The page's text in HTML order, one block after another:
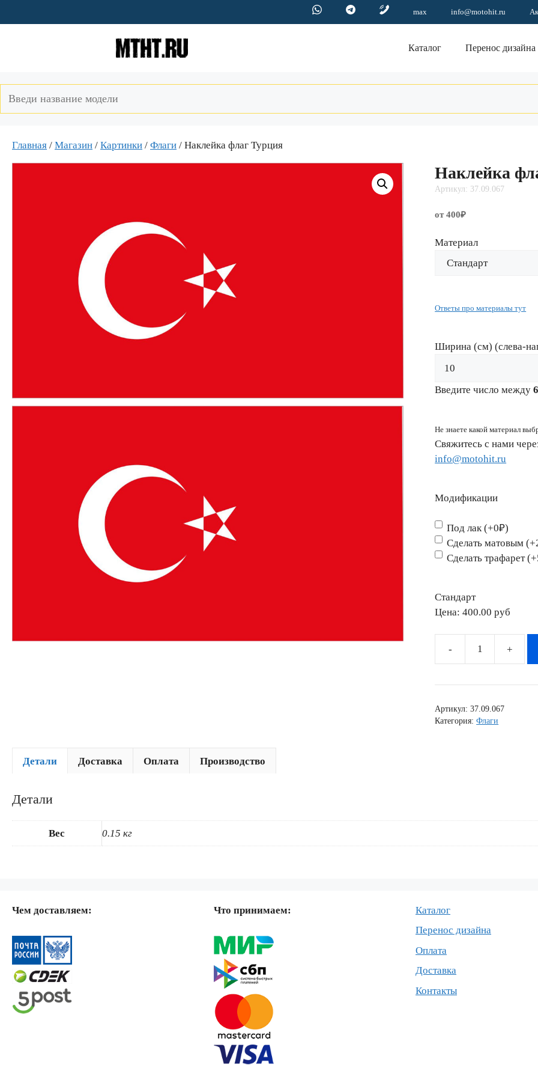
к
max info@motohit.ru
Каталог Перенос дизайна
Главная / Магазин / Картинки / Флаги / Наклейка флаг Турция
Наклейка
Артикул: 37.09.067
от 400₽
Материал
Ответы про материалы тут
Ширина (см) (слева-
Введите число между6
Не знаете какой материал
Свяжитесь с нами
info@motohit.ru
Модификации
Под лак (+0₽)
Сделать матовым
Сделать трафарет
Стандарт
Цена: 400.00 pyб
Количество
Наклейка
Турция
Артикул:37.09.067
Категория:Флаги
Детали Доставка Оплата Производство
Детали
Вес 0.15 кг
Чем доставляем: Что принимаем:
Каталог
Перенос дизайна
Оплата
Доставка
Контакты